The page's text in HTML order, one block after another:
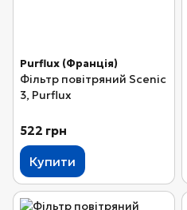
Purflux (Франція)
Фільтр повітряний Scenic
3, Purflux
522 грн
Купити